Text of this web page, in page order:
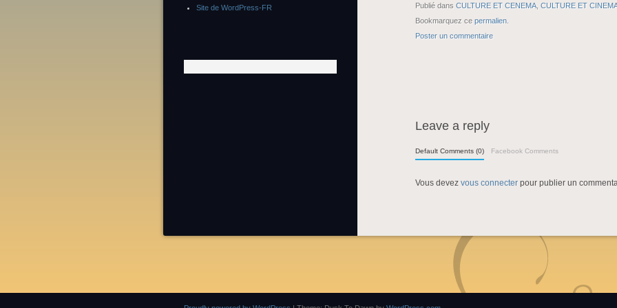
Publié dans CULTURE ET CENEMA CULTURE ET
Bookmarquez ce permalien
Poster un commentaire
Leave a reply
Default Comments (0) Facebook Comments
Vous devez vous connecter pour publier un
Site de WordPress-FR